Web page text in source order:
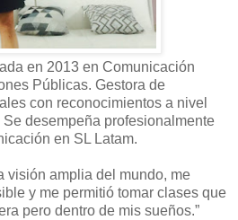
en 2013 en Comunicación
Públicas. Gestora de
con reconocimientos a nivel
desempeña profesionalmente
en SL Latam.
visión amplia del mundo, me
y me permitió tomar clases que
pero dentro de mis sueños.”